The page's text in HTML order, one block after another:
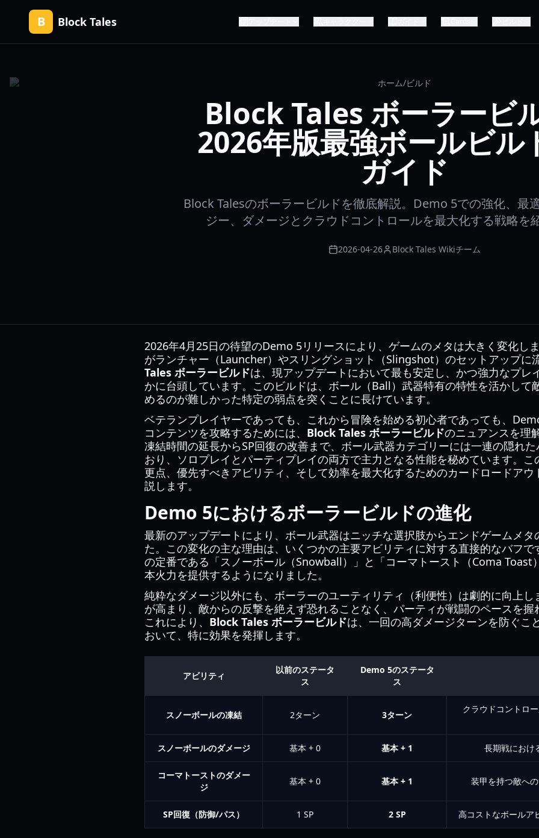
B Block Tales
ホーム/ビルド
Block Tales ボーラービ
2026年版最強ボールビル
ガイド
Block Talesのボーラービルドを徹底解説。Demo 5での強化、最
ジー、ダメージとクラウドコントロールを最大化する戦略を
2026-04-26 Block Tales Wikiチーム
2026年4月25日の待望のDemo 5リリースにより、ゲームのメタは大きく変化し
がランチャー（Launcher）やスリングショット（Slingshot）のセットアップに
Tales ボーラービルドは、現アップデートにおいて最も安定し、かつ強力なプレ
かに台頭しています。このビルドは、ボール（Ball）武器特有の特性を活かして
めるのが難しかった特定の弱点を突くことに長けています。
ベテランプレイヤーであっても、これから冒険を始める初心者であっても、
コンテンツを攻略するためには、 Block Tales ボーラービルドのニュアンスを理
凍結時間の延長からSP回復の改善まで、ボール武器カテゴリーには一連の隠れ
おり、ソロプレイとパーティプレイの両方で主力となる性能を秘めています。
更点、優先すべきアビリティ、そして効率を最大化するためのカードロードア
説します。
Demo 5におけるボーラービルドの進化
最新のアップデートにより、ボール武器はニッチな選択肢からエンドゲームメタ
た。この変化の主な理由は、いくつかの主要アビリティに対する直接的なバフ
の定番である「スノーボール（Snowball）」と「コーマトースト（Coma Toast
本火力を提供するようになりました。
純粋なダメージ以外にも、ボーラーのユーティリティ（利便性）は劇的に向上
が高まり、敵からの反撃を絶えず恐れることなく、パーティが戦闘のペースを握
これにより、 Block Tales ボーラービルドは、一回の高ダメージターンを防ぐこ
おいて、特に効果を発揮します。
アビリティ
以前のステータ
ス
Demo 5のステータ
ス
スノーボールの凍結 2ターン 3ターン
クラウドコントロ
スノーボールのダメージ 基本 + 0 基本 + 1 長期戦におけ
コーマトーストのダメー
ジ
基本 + 0 基本 + 1 装甲を持つ敵へ
SP回復（防御/パス） 1 SP 2 SP 高コストなボールア